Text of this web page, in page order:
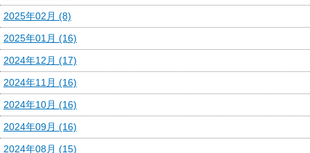
2025年02月 (8)
2025年01月 (16)
2024年12月 (17)
2024年11月 (16)
2024年10月 (16)
2024年09月 (16)
2024年08月 (15)